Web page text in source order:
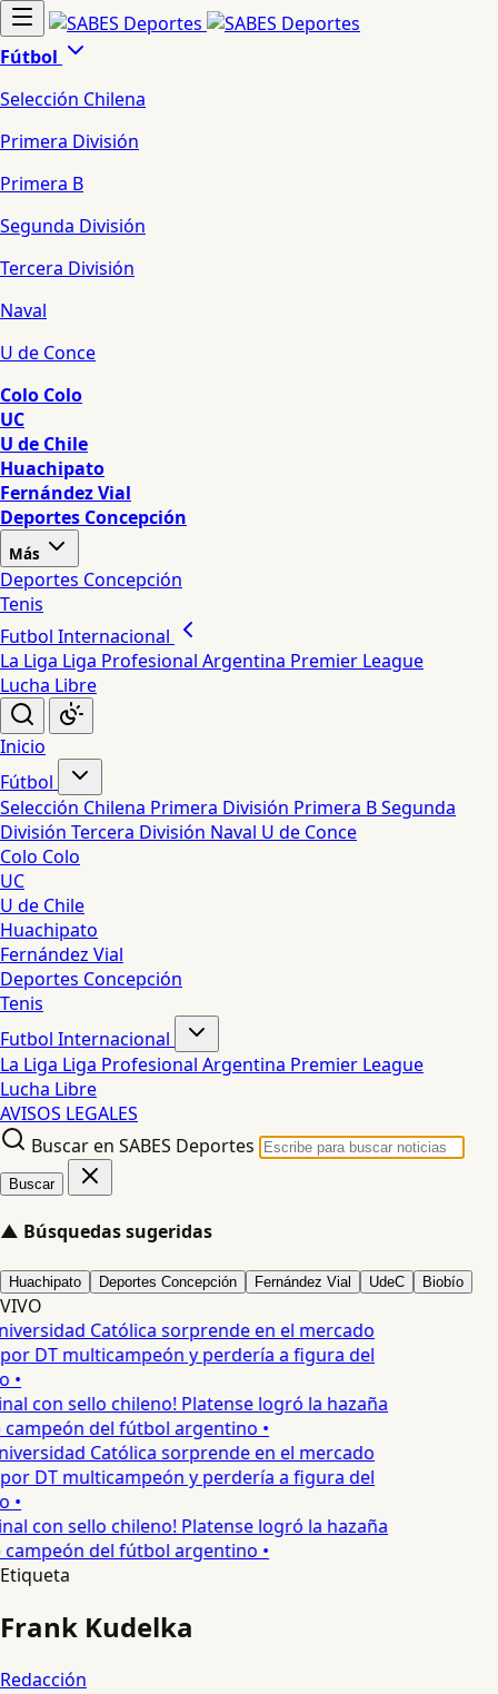
Fútbol
Selección Chilena
Primera División
Primera B
Segunda División
Tercera División
Naval
U de Conce
Colo Colo
UC
U de Chile
Huachipato
Fernández Vial
Deportes Concepción
Más
Deportes Concepción
Tenis
Futbol Internacional
La Liga Liga Profesional Argentina Premier League
Lucha Libre
Inicio
Fútbol
Selección Chilena Primera División Primera BSegunda
División Tercera División Naval U de Conce
Colo Colo
UC
U de Chile
Huachipato
Fernández Vial
Deportes Concepción
Tenis
Futbol Internacional
La Liga Liga Profesional Argentina Premier League
Lucha Libre
AVISOS LEGALES
Buscar en SABES Deportes
Buscar
▲ Búsquedas sugeridas
Huachipato Deportes Concepción Fernández Vial UdeC Biobío
VIVO
Católica sorprende en el mercado
DT multicampeón y perdería a figura del
•
con sello chileno! Platense logró la hazaña
campeón del fútbol argentino •
Católica sorprende en el mercado
DT multicampeón y perdería a figura del
•
con sello chileno! Platense logró la hazaña
campeón del fútbol argentino •
Etiqueta
Frank Kudelka
Redacción